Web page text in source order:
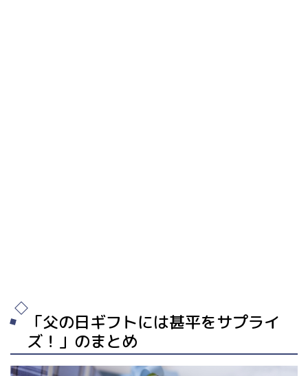
「父の日ギフトには甚平をサプライ
ズ！」のまとめ